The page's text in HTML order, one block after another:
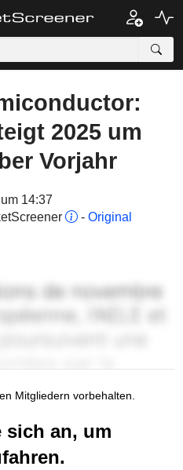
2025 um
Vorjahr
14:37
- Original
Mitgliedern vorbehalten.
sich an, um